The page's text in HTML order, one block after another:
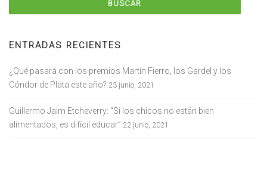
ENTRADAS RECIENTES
¿Qué pasará con los premios Martín Fierro, los Gardel y los
Cóndor de Plata este año? 23 junio, 2021
Guillermo Jaim Etcheverry: “Si los chicos no están bien
alimentados, es difícil educar” 22 junio, 2021